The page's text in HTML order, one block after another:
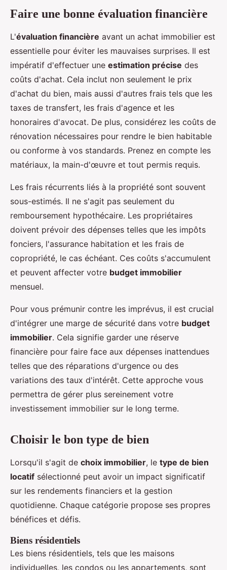
Faire une bonne évaluation financière
L'évaluation financière avant un achat immobilier est
essentielle pour éviter les mauvaises surprises. Il est
impératif d'effectuer une estimation précise des
coûts d'achat. Cela inclut non seulement le prix
d'achat du bien, mais aussi d'autres frais tels que les
taxes de transfert, les frais d'agence et les
honoraires d'avocat. De plus, considérez les coûts de
rénovation nécessaires pour rendre le bien habitable
ou conforme à vos standards. Prenez en compte les
matériaux, la main-d'œuvre et tout permis requis.
Les frais récurrents liés à la propriété sont souvent
sous-estimés. Il ne s'agit pas seulement du
remboursement hypothécaire. Les propriétaires
doivent prévoir des dépenses telles que les impôts
fonciers, l'assurance habitation et les frais de
copropriété, le cas échéant. Ces coûts s'accumulent
et peuvent affecter votre budget immobilier
mensuel.
Pour vous prémunir contre les imprévus, il est crucial
d'intégrer une marge de sécurité dans votre budget
immobilier. Cela signifie garder une réserve
financière pour faire face aux dépenses inattendues
telles que des réparations d'urgence ou des
variations des taux d'intérêt. Cette approche vous
permettra de gérer plus sereinement votre
investissement immobilier sur le long terme.
Choisir le bon type de bien
Lorsqu'il s'agit de choix immobilier, le type de bien
locatif sélectionné peut avoir un impact significatif
sur les rendements financiers et la gestion
quotidienne. Chaque catégorie propose ses propres
bénéfices et défis.
Biens résidentiels
Les biens résidentiels, tels que les maisons
individuelles, les condos ou les appartements, sont